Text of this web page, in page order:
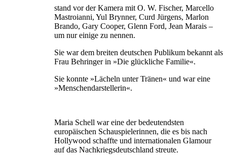
stand vor der Kamera mit O. W. Fischer, Marcello
Mastroianni, Yul Brynner, Curd Jürgens, Marlon
Brando, Gary Cooper, Glenn Ford, Jean Marais –
um nur einige zu nennen.
Sie war dem breiten deutschen Publikum bekannt als
Frau Behringer in »Die glückliche Familie«.
Sie konnte »Lächeln unter Tränen« und war eine
»Menschendarstellerin«.
Maria Schell war eine der bedeutendsten
europäischen Schauspielerinnen, die es bis nach
Hollywood schaffte und internationalen Glamour
auf das Nachkriegsdeutschland streute.